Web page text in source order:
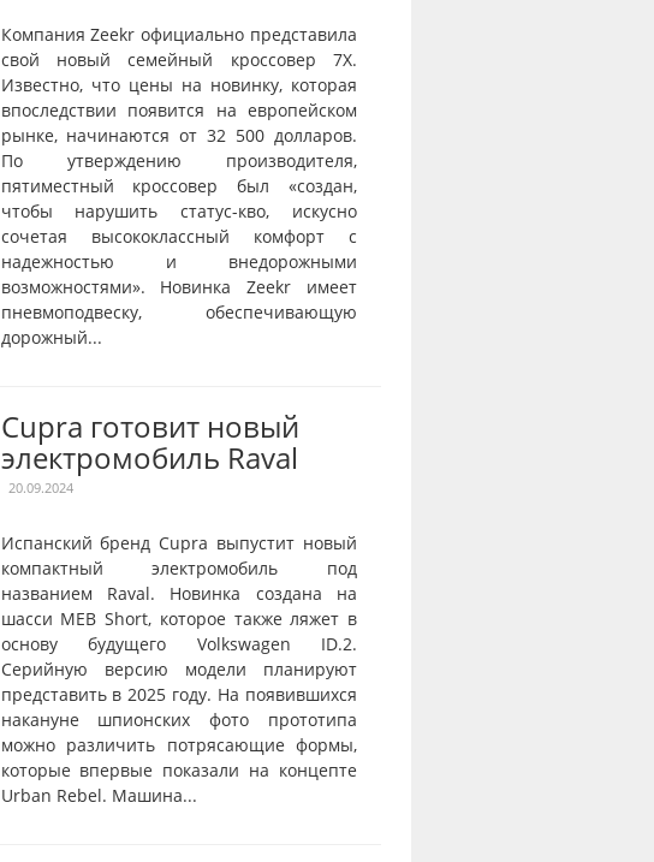
Компания Zeekr официально представила
свой новый семейный кроссовер 7X.
Известно, что цены на новинку, которая
впоследствии появится на европейском
рынке, начинаются от 32 500 долларов.
По утверждению производителя,
пятиместный кроссовер был «создан,
чтобы нарушить статус-кво, искусно
сочетая высококлассный комфорт с
надежностью и внедорожными
возможностями». Новинка Zeekr имеет
пневмоподвеску, обеспечивающую
дорожный...
Cupra готовит новый
электромобиль Raval
20.09.2024
Испанский бренд Cupra выпустит новый
компактный электромобиль под
названием Raval. Новинка создана на
шасси MEB Short, которое также ляжет в
основу будущего Volkswagen ID.2.
Серийную версию модели планируют
представить в 2025 году. На появившихся
накануне шпионских фото прототипа
можно различить потрясающие формы,
которые впервые показали на концепте
Urban Rebel. Машина...